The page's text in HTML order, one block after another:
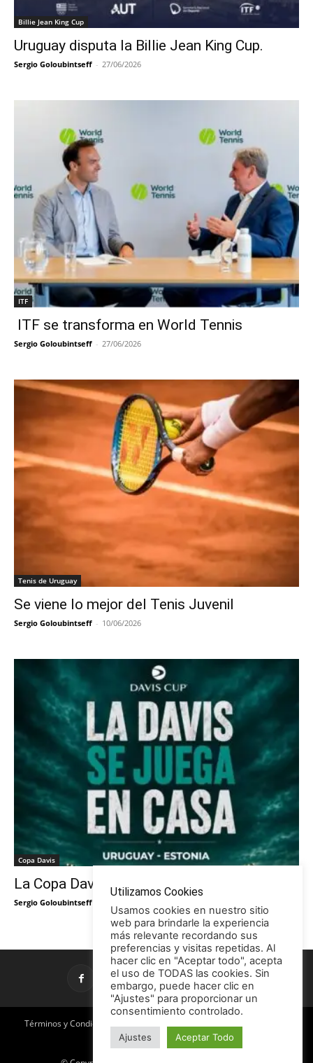
Billie Jean King Cup
Uruguay disputa la Billie Jean King Cup.
Sergio Goloubintseff - 27/06/2026
ITF
ITF se transforma en World Tennis
Sergio Goloubintseff - 27/06/2026
Tenis de Uruguay
Se viene lo mejor del Tenis Juvenil
Sergio Goloubintseff - 10/06/2026
Copa Davis
La Copa Davis vuelve al Círculo
Sergio Goloubintseff
Términos y Condiciones
Publicidad en TCE
Licencia CC
Utilizamos Cookies
Usamos cookies en nuestro sitio
web para brindarle la experiencia
más relevante recordando sus
preferencias y visitas repetidas. Al
hacer clic en "Aceptar todo", acepta
el uso de TODAS las cookies. Sin
embargo, puede hacer clic en
"Ajustes" para proporcionar un
consentimiento controlado.
Ajustes Aceptar Todo